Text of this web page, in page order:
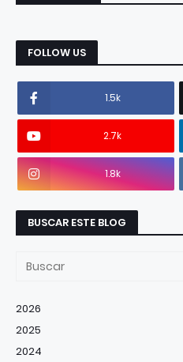
FOLLOW US
1.5k
2.7k
1.8k
BUSCAR ESTE BLOG
2026
2025
2024